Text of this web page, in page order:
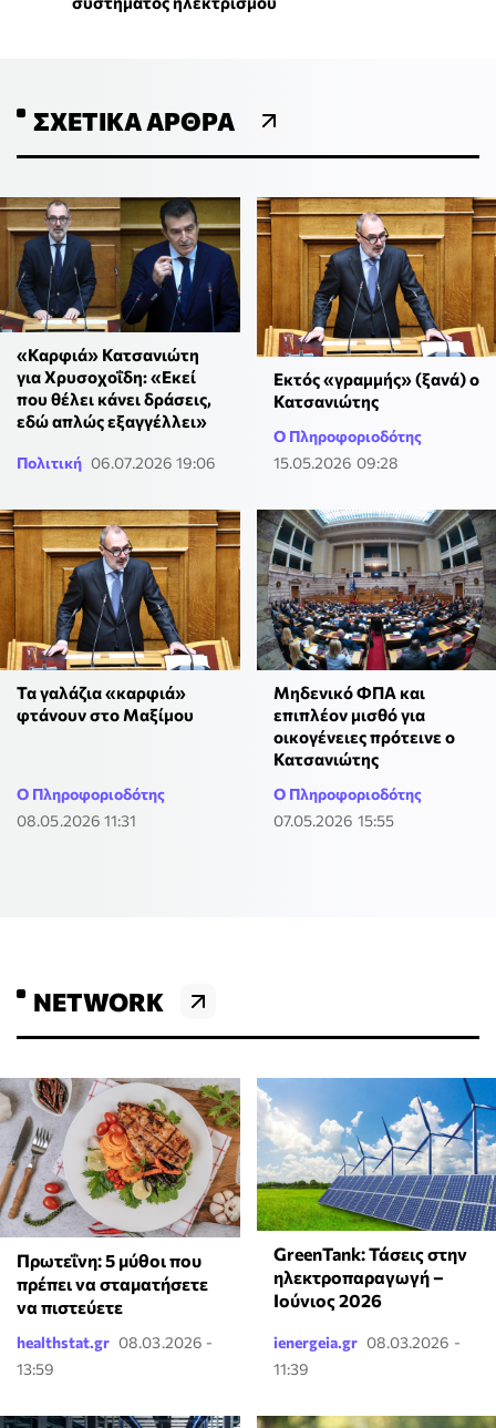
ΣΧΕΤΙΚΆ ΆΡΘΡΑ
«Καρφιά» Κατσανιώτη
για Χρυσοχοΐδη: «Εκεί
που θέλει κάνει δράσεις,
εδώ απλώς εξαγγέλλει»
Πολιτική 06.07.2026 19:06
Εκτός «γραμμής» (ξανά) ο
Κατσανιώτης
Ο Πληροφοριοδότης
15.05.2026 09:28
Τα γαλάζια «καρφιά»
φτάνουν στο Μαξίμου
Ο Πληροφοριοδότης
08.05.2026 11:31
Μηδενικό ΦΠΑ και
επιπλέον μισθό για
οικογένειες πρότεινε ο
Κατσανιώτης
Ο Πληροφοριοδότης
07.05.2026 15:55
NETWORK
Πρωτεΐνη: 5 μύθοι που
πρέπει να σταματήσετε
να πιστεύετε
healthstat.gr 08.03.2026 -
13:59
GreenTank: Τάσεις στην
ηλεκτροπαραγωγή –
Ιούνιος 2026
ienergeia.gr 08.03.2026 -
11:39